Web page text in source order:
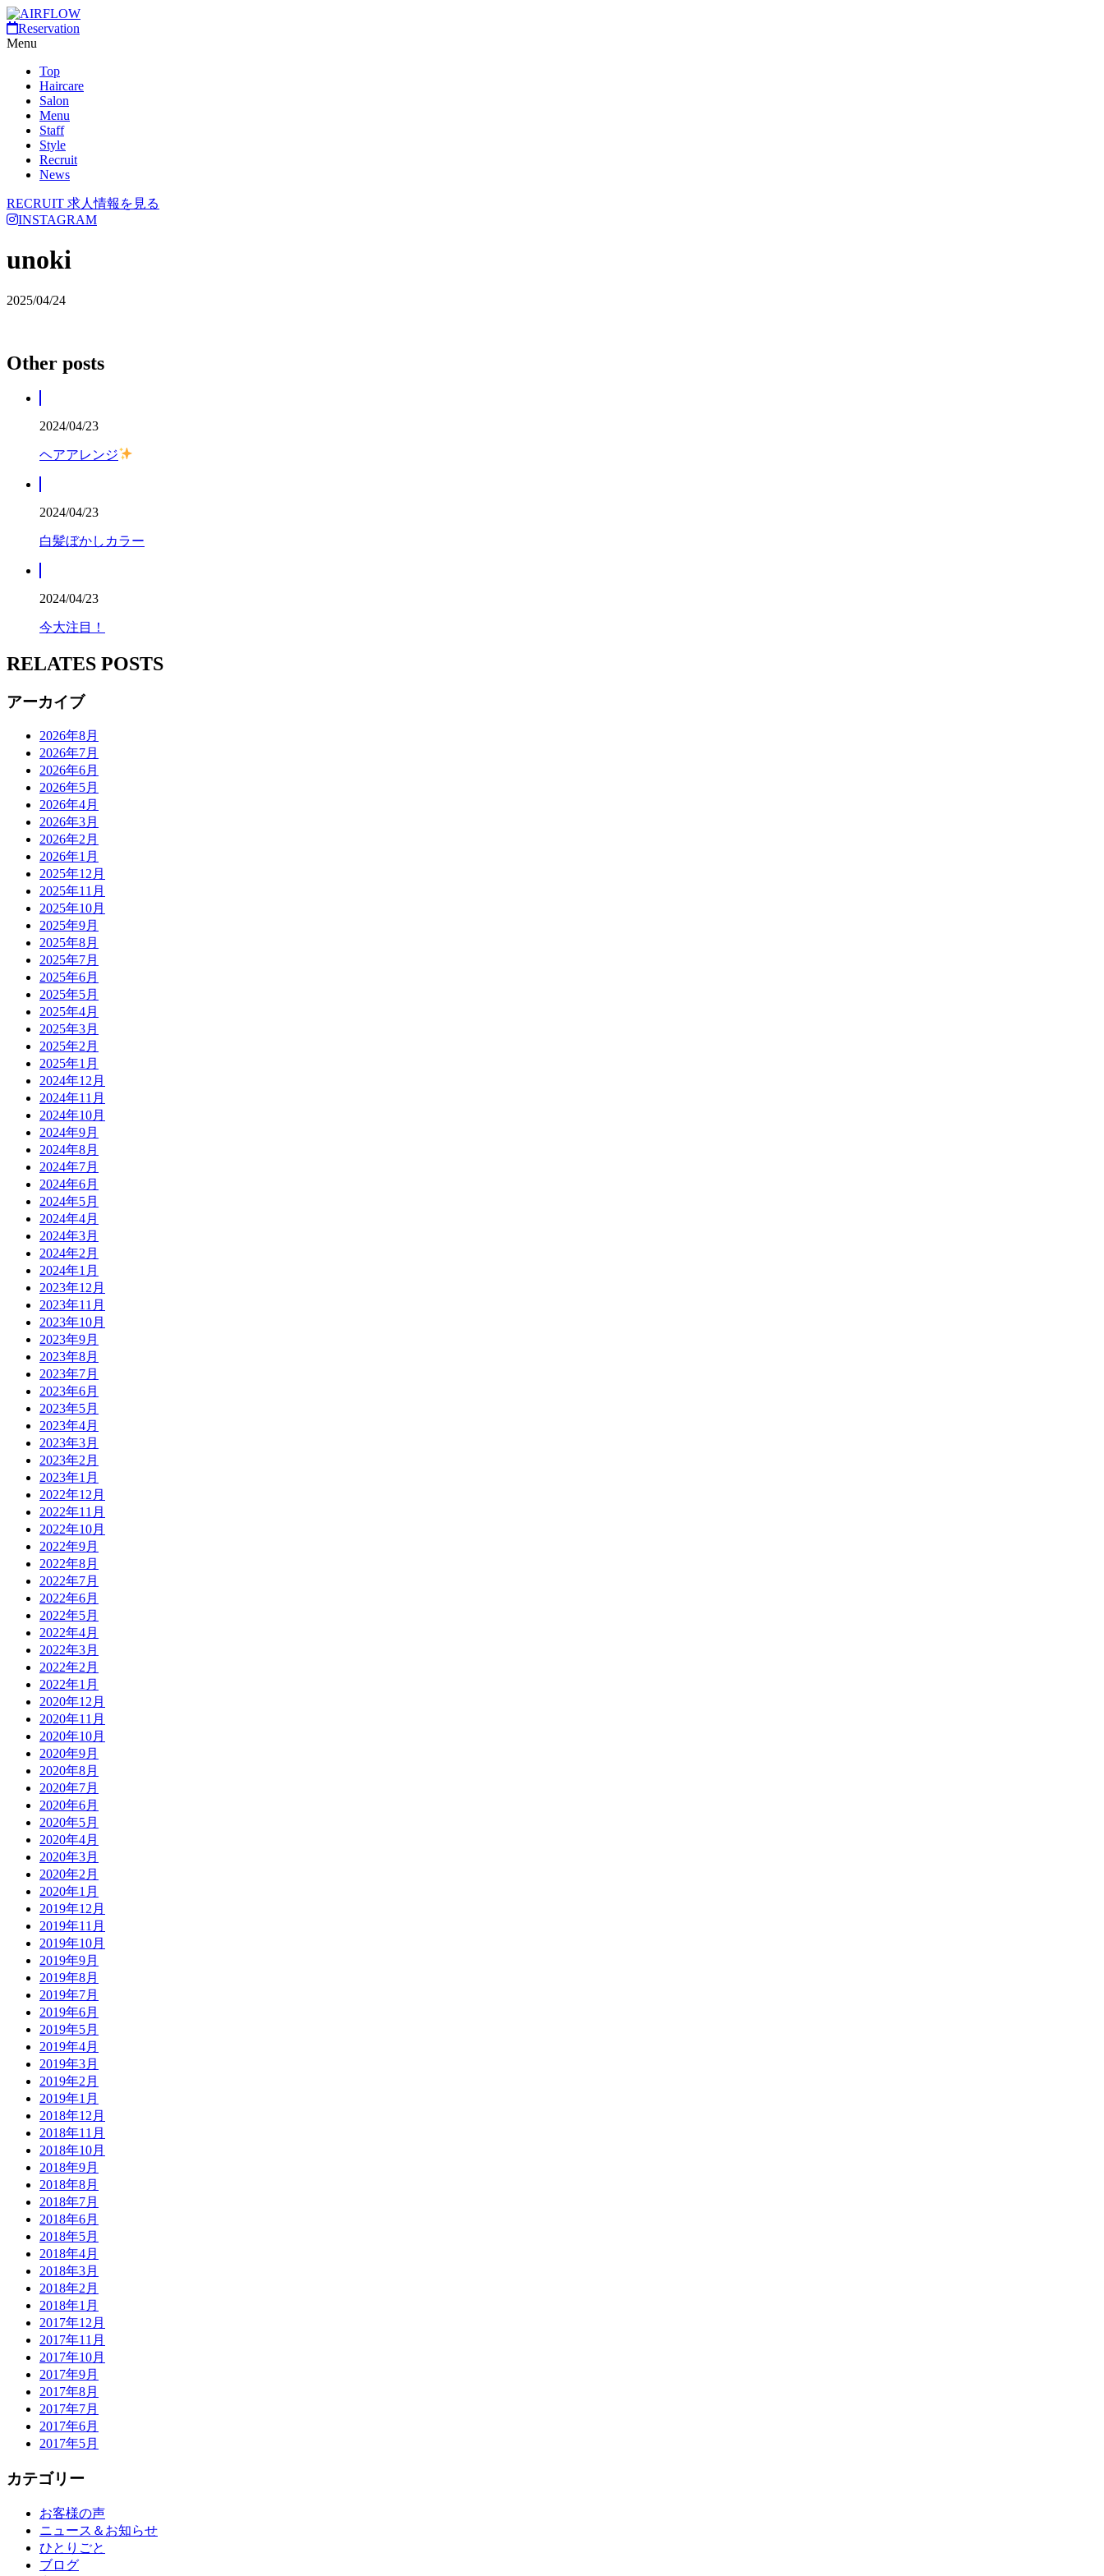
Reservation
Menu
Top
Haircare
Salon
Menu
Staff
Style
Recruit
News
RECRUIT 求人情報を見る
INSTAGRAM
unoki
2025/04/24
Other posts
2024/04/23
ヘアアレンジ
2024/04/23
白髪ぼかしカラー
2024/04/23
今大注目！
RELATES POSTS
アーカイブ
2026年8月
2026年7月
2026年6月
2026年5月
2026年4月
2026年3月
2026年2月
2026年1月
2025年12月
2025年11月
2025年10月
2025年9月
2025年8月
2025年7月
2025年6月
2025年5月
2025年4月
2025年3月
2025年2月
2025年1月
2024年12月
2024年11月
2024年10月
2024年9月
2024年8月
2024年7月
2024年6月
2024年5月
2024年4月
2024年3月
2024年2月
2024年1月
2023年12月
2023年11月
2023年10月
2023年9月
2023年8月
2023年7月
2023年6月
2023年5月
2023年4月
2023年3月
2023年2月
2023年1月
2022年12月
2022年11月
2022年10月
2022年9月
2022年8月
2022年7月
2022年6月
2022年5月
2022年4月
2022年3月
2022年2月
2022年1月
2020年12月
2020年11月
2020年10月
2020年9月
2020年8月
2020年7月
2020年6月
2020年5月
2020年4月
2020年3月
2020年2月
2020年1月
2019年12月
2019年11月
2019年10月
2019年9月
2019年8月
2019年7月
2019年6月
2019年5月
2019年4月
2019年3月
2019年2月
2019年1月
2018年12月
2018年11月
2018年10月
2018年9月
2018年8月
2018年7月
2018年6月
2018年5月
2018年4月
2018年3月
2018年2月
2018年1月
2017年12月
2017年11月
2017年10月
2017年9月
2017年8月
2017年7月
2017年6月
2017年5月
カテゴリー
お客様の声
ニュース＆お知らせ
ひとりごと
ブログ